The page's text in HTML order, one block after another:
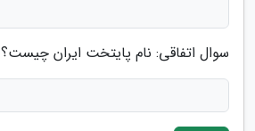
سوال اتفاقی: نام پایتخت ایران چیست؟